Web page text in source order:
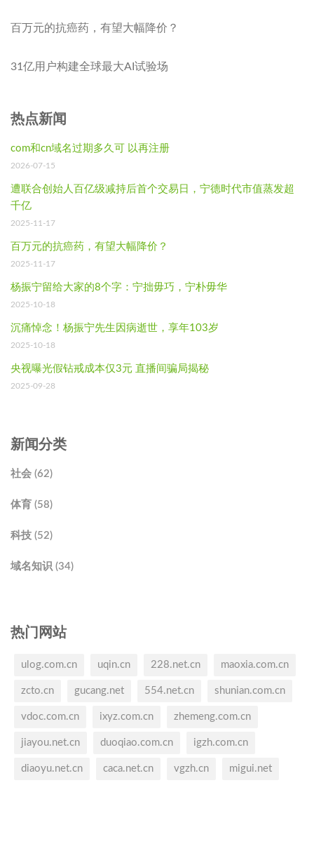
百万元的抗癌药，有望大幅降价？
31亿用户构建全球最大AI试验场
热点新闻
com和cn域名过期多久可 以再注册
2026-07-15
遭联合创始人百亿级减持后首个交易日，宁德时代市值蒸发超
千亿
2025-11-17
百万元的抗癌药，有望大幅降价？
2025-11-17
杨振宁留给大家的8个字：宁拙毋巧，宁朴毋华
2025-10-18
沉痛悼念！杨振宁先生因病逝世，享年103岁
2025-10-18
央视曝光假钻戒成本仅3元 直播间骗局揭秘
2025-09-28
新闻分类
社会 (62)
体育 (58)
科技 (52)
域名知识 (34)
热门网站
ulog.com.cn uqin.cn 228.net.cn maoxia.com.cn
zcto.cn gucang.net 554.net.cn shunian.com.cn
vdoc.com.cn ixyz.com.cn zhemeng.com.cn
jiayou.net.cn duoqiao.com.cn igzh.com.cn
diaoyu.net.cn caca.net.cn vgzh.cn migui.net